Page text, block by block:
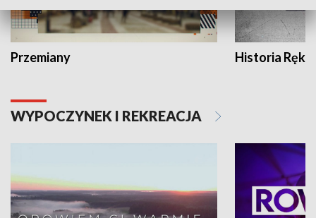
Przemiany Historia Ręką
WYPOCZYNEK I REKREACJA